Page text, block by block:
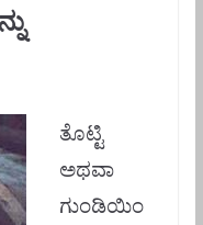
ತೊಟ್ಟಿ
ಅಥವಾ
ಗುಂಡಿಯಿಂ